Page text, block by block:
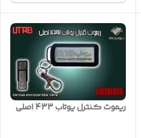
ریموت کنترل یوتاب 433 اصلی